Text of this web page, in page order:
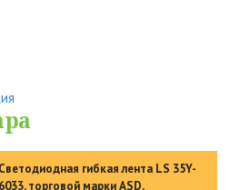
Светодиодная гибкая лента LS 35Y-
6033, торговой марки ASD,